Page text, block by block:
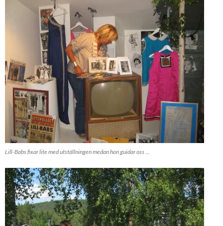
Lill-Babs fixar lite med utställningen medan hon guidar oss ...